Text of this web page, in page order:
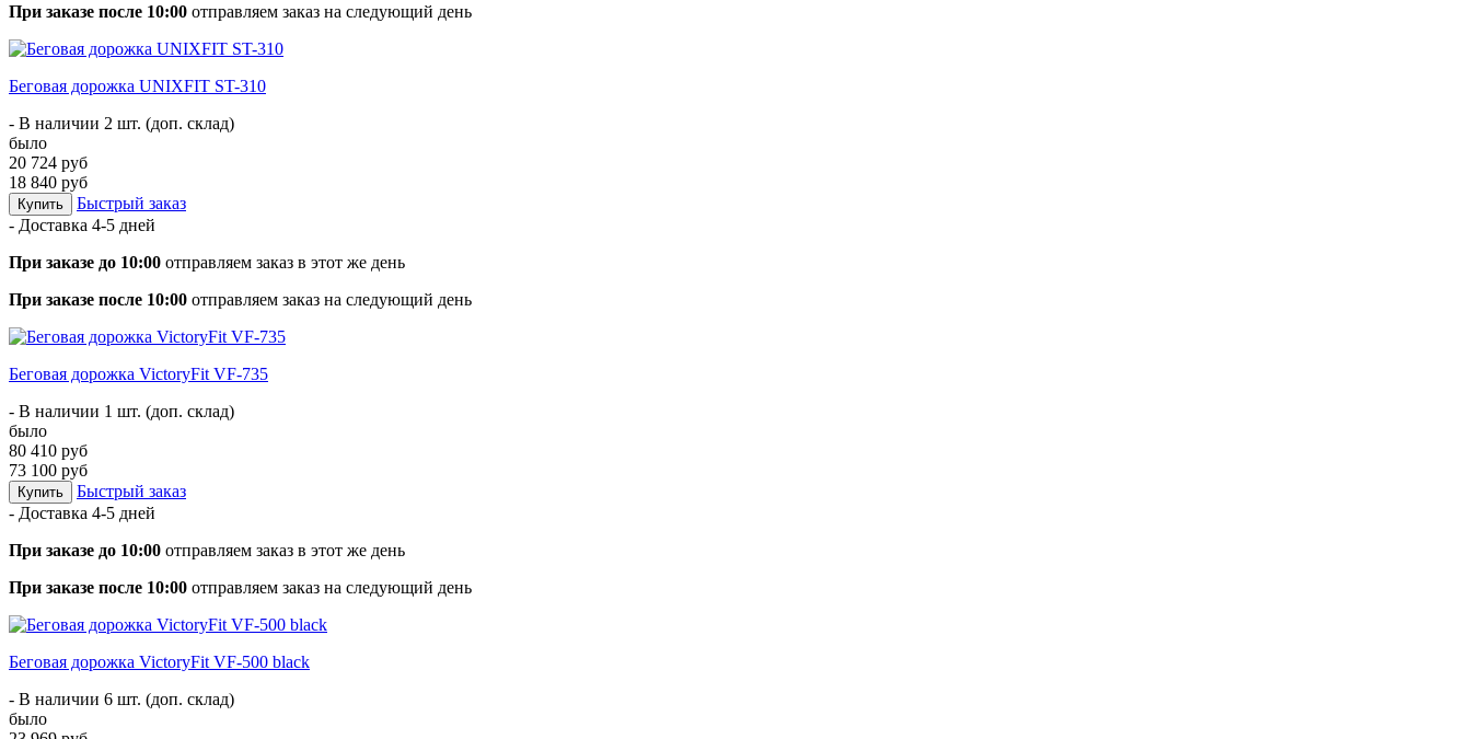
При заказе после 10:00 отправляем заказ на следующий день
Беговая дорожка UNIXFIT ST-310
- В наличии 2 шт. (доп. склад)
было
20 724 руб
18 840 руб
Купить
Быстрый заказ
- Доставка 4-5 дней
При заказе до 10:00 отправляем заказ в этот же день
При заказе после 10:00 отправляем заказ на следующий день
Беговая дорожка VictoryFit VF-735
- В наличии 1 шт. (доп. склад)
было
80 410 руб
73 100 руб
Купить
Быстрый заказ
- Доставка 4-5 дней
При заказе до 10:00 отправляем заказ в этот же день
При заказе после 10:00 отправляем заказ на следующий день
Беговая дорожка VictoryFit VF-500 black
- В наличии 6 шт. (доп. склад)
было